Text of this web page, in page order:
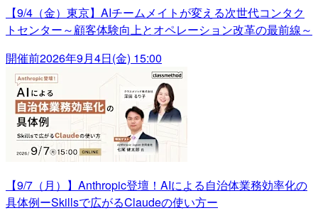
【9/4（金）東京】AIチームメイトが変える次世代コンタク
トセンター～顧客体験向上とオペレーション改革の最前線～
開催前2026年9月4日(金) 15:00
【9/7（月）】Anthropic登壇！AIによる自治体業務効率化の
具体例ーSkillsで広がるClaudeの使い方ー